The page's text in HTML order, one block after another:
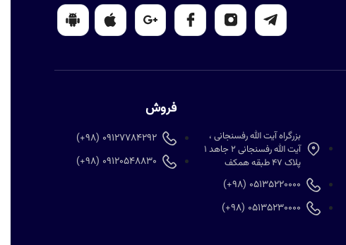
بزرگراه آیت الله رفسنجانی ،
آیت الله رفسنجانی 2 جاهد 1
پلاک 47 طبقه همکف
05135220000 (98+)
05135230000 (98+)
فروش
09127784292 (98+)
09120548830 (98+)